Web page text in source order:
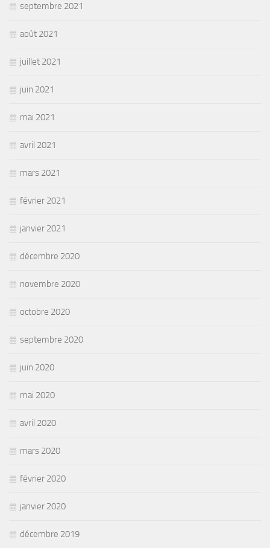
septembre 2021
août 2021
juillet 2021
juin 2021
mai 2021
avril 2021
mars 2021
février 2021
janvier 2021
décembre 2020
novembre 2020
octobre 2020
septembre 2020
juin 2020
mai 2020
avril 2020
mars 2020
février 2020
janvier 2020
décembre 2019